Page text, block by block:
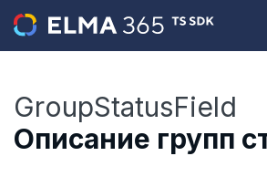
GroupStatusField
Описание групп